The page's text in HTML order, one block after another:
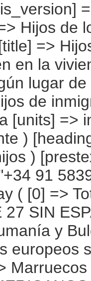
UNIDOS NI CANADÁ [14] => Ecuador [15] => Colombia [16] => Bolivia [17] => Argentina [18] => Resto de países americanos sin Estados Unidos ni Canadá [19] => PAÍSES ASIÁTICOS Y DE OCEANÍA [20] => China [21] => Resto de países asiáticos y de Oceanía ) [lugar de residencia de los hijos] => Array ( [0] => Total [1] => Viven en otra vivienda de este municipio [2] => Viven en España, pero en otro municipio [3] => Viven en su país de nacimiento [4] => Viven en otro país [5] => Desconocido ) ) [codes] => Array ( ) [map] => Array ( ) [decimals] => 0 [showdecimals] => 0